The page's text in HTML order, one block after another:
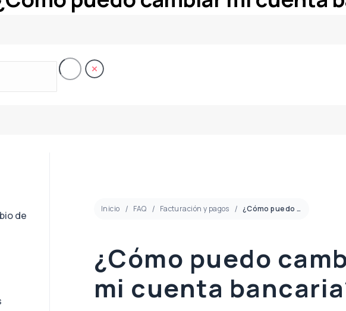
de
Inicio FAQ Facturación y pagos ¿Cómo puedo cambiar mi cuenta bancaria?
¿Cómo puedo
mi cuenta